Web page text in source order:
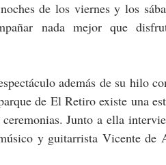
de los viernes y los
nada mejor que
además de su hilo
de El Retiro existe una
Junto a ella
y guitarrista Vicente de